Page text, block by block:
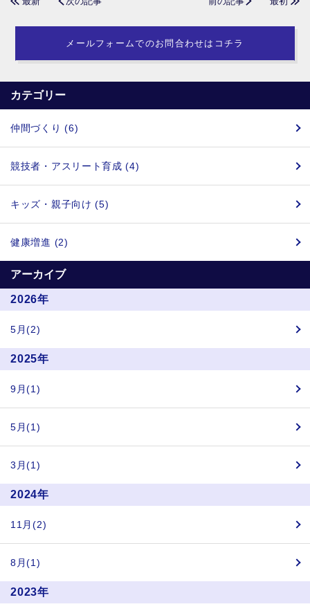
メールフォームでのお問合わせはコチラ
カテゴリー
仲間づくり (6)
競技者・アスリート育成 (4)
キッズ・親子向け (5)
健康増進 (2)
アーカイブ
2026年
5月(2)
2025年
9月(1)
5月(1)
3月(1)
2024年
11月(2)
8月(1)
2023年